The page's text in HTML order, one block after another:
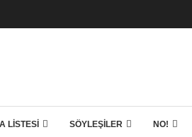
LISTESI SÖYLEŞILER NO!